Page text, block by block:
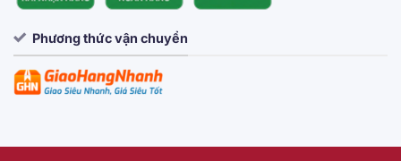
Phương thức vận chuyển